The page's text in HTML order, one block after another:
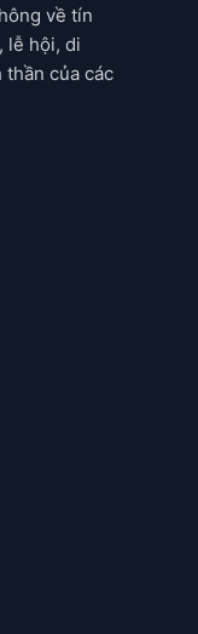
về tín
lễ hội, di
của các